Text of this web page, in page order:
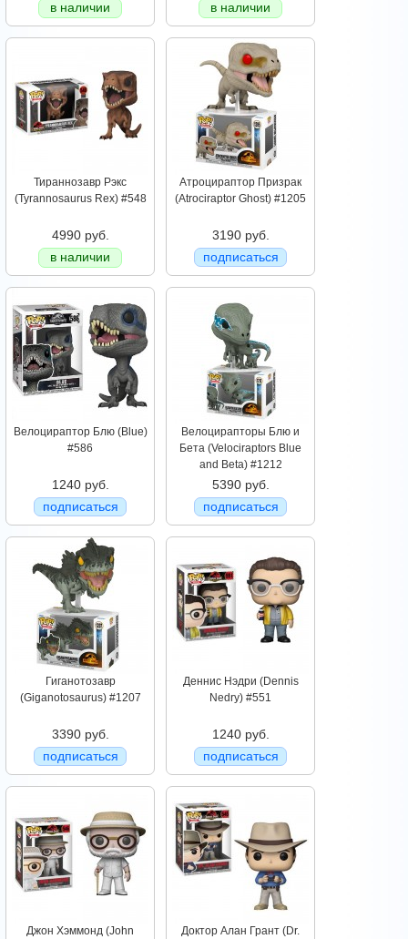
в наличии
в наличии
Тираннозавр Рэкс
(Tyrannosaurus Rex) #548
4990 руб.
в наличии
Атроцираптор Призрак
(Atrociraptor Ghost) #1205
3190 руб.
подписаться
Велоцираптор Блю (Blue)
#586
1240 руб.
подписаться
Велоцирапторы Блю и
Бета (Velociraptors Blue
and Beta) #1212
5390 руб.
подписаться
Гиганотозавр
(Giganotosaurus) #1207
3390 руб.
подписаться
Деннис Нэдри (Dennis
Nedry) #551
1240 руб.
подписаться
Джон Хэммонд (John Доктор Алан Грант (Dr.